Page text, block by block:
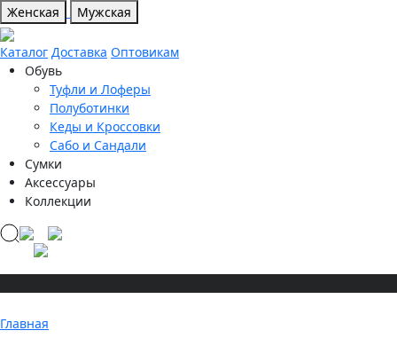
Женская Мужская
Каталог Доставка Оптовикам
Обувь
Туфли и Лоферы
Полуботинки
Кеды и Кроссовки
Сабо и Сандали
Сумки
Аксессуары
Коллекции
Главная